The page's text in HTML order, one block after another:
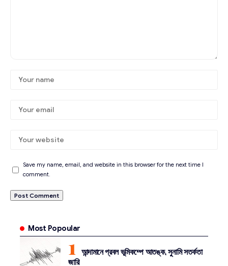
Save my name, email, and website in this browser for the next time I
comment.
Most Popoular
আন্দামানে প্রবল ভূমিকম্পে আতঙ্ক, সুনামি সতর্কতা
জারি